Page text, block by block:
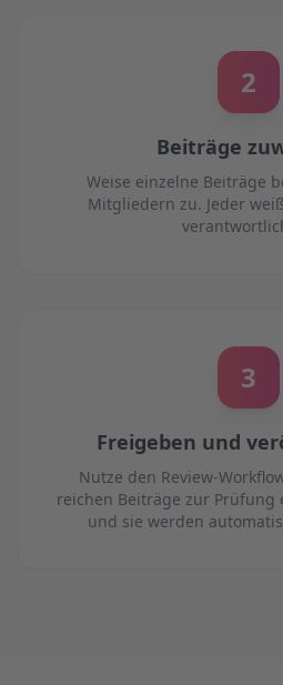
2
Beiträge
Weise einzelne Beiträge
Mitgliedern zu. Jeder
3
Freigeben und
Nutze den Review-
reichen Beiträge zur Prüfung
und sie werden